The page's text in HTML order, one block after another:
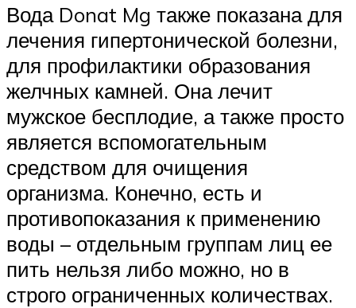
Вода Donat Mg также показана для
лечения гипертонической болезни,
для профилактики образования
желчных камней. Она лечит
мужское бесплодие, а также просто
является вспомогательным
средством для очищения
организма. Конечно, есть и
противопоказания к применению
воды – отдельным группам лиц ее
пить нельзя либо можно, но в
строго ограниченных количествах.